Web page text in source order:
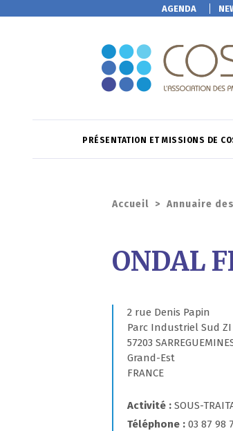
AGENDA
PRÉSENTATION ET MISSIONS DE
Accueil > Annuaire
ONDAL
2 rue Denis Papin
Parc Industriel Sud ZI
57203
Grand-Est
FRANCE
Activité
SOUS-
Téléphone
03 87 98